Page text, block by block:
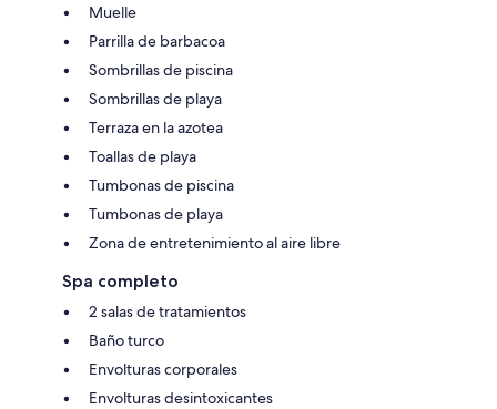
Muelle
Parrilla de barbacoa
Sombrillas de piscina
Sombrillas de playa
Terraza en la azotea
Toallas de playa
Tumbonas de piscina
Tumbonas de playa
Zona de entretenimiento al aire libre
Spa completo
2 salas de tratamientos
Baño turco
Envolturas corporales
Envolturas desintoxicantes